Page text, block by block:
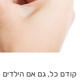
קודם כל, גם אם